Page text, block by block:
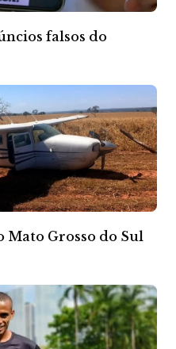
falsos do
Mato Grosso do Sul